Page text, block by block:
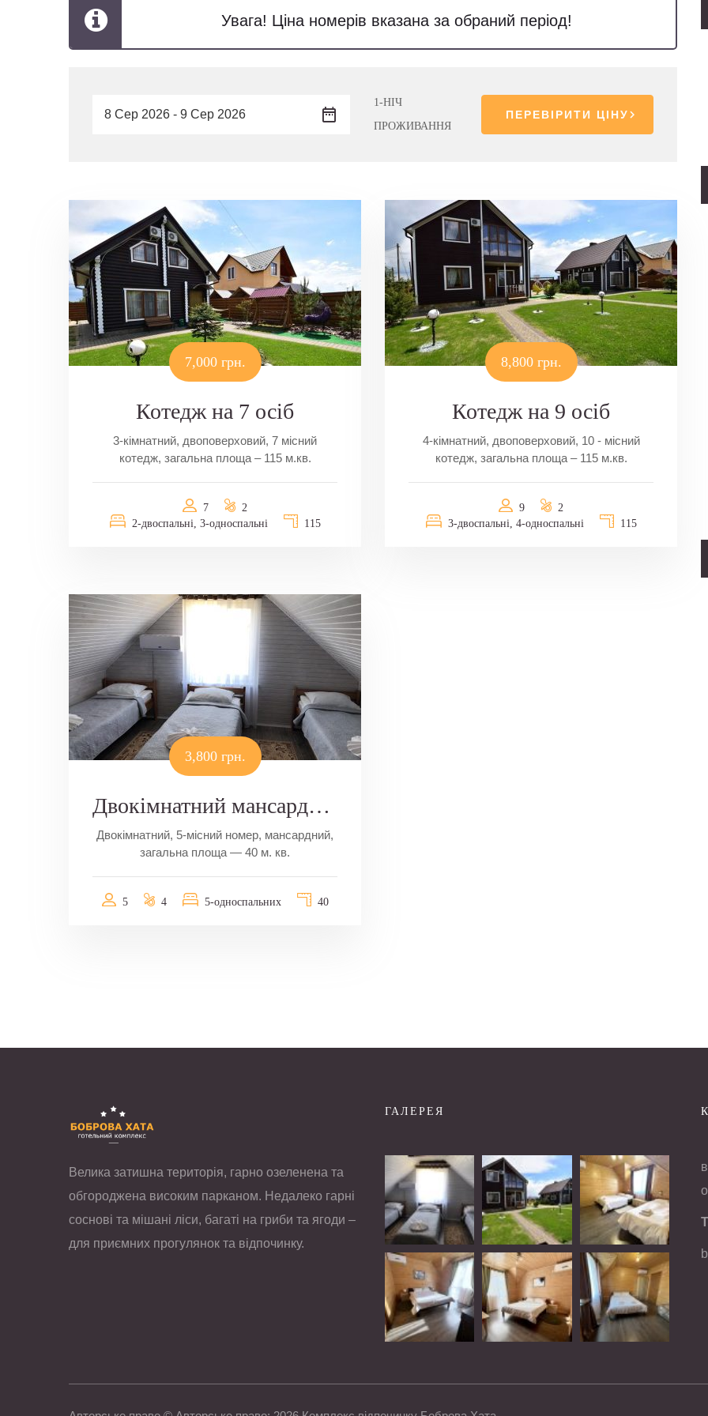
Увага! Ціна номерів вказана за обраний період!
1-НІЧ
ПРОЖИВАННЯ
ПЕРЕВІРИТИ ЦІНУ
7,000 грн.
Котедж на 7 осіб
3-кімнатний, двоповерховий, 7 місний
котедж, загальна площа – 115 м.кв.
7
2
2-двоспальні, 3-односпальні
115
8,800 грн.
Котедж на 9 осіб
4-кімнатний, двоповерховий, 10 - місний
котедж, загальна площа – 115 м.кв.
9
2
3-двоспальні, 4-односпальні
115
3,800 грн.
Двокімнатний мансардний номер
Двокімнатний, 5-місний номер, мансардний,
загальна площа — 40 м. кв.
5 4 5-односпальних 40
Велика затишна територія, гарно озеленена та
обгороджена високим парканом. Недалеко гарні
соснові та мішані ліси, багаті на гриби та ягоди –
для приємних прогулянок та відпочинку.
ГАЛЕРЕЯ